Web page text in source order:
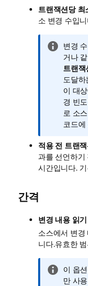
트랜잭션당 최
소 변경 수입
정
보
메
모
변경
거나
트랜잭
도달
이 대
경 빈
로 소
코드
적용 전 트랜
과를 선언하기
시간입니다.
간격
변경 내용 읽
소스에서 변경
니다.유효한
정
보
이 옵
만 사